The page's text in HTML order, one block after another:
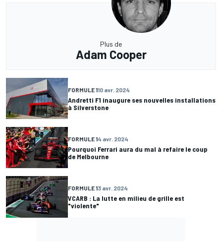
Plus de
Adam Cooper
FORMULE 110 avr. 2024
Andretti F1 inaugure ses nouvelles installations
à Silverstone
FORMULE 14 avr. 2024
Pourquoi Ferrari aura du mal à refaire le coup
de Melbourne
FORMULE 13 avr. 2024
VCARB : La lutte en milieu de grille est
"violente"